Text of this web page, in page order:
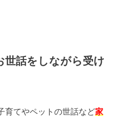
世話をしながら受け
育てやペットの世話など家